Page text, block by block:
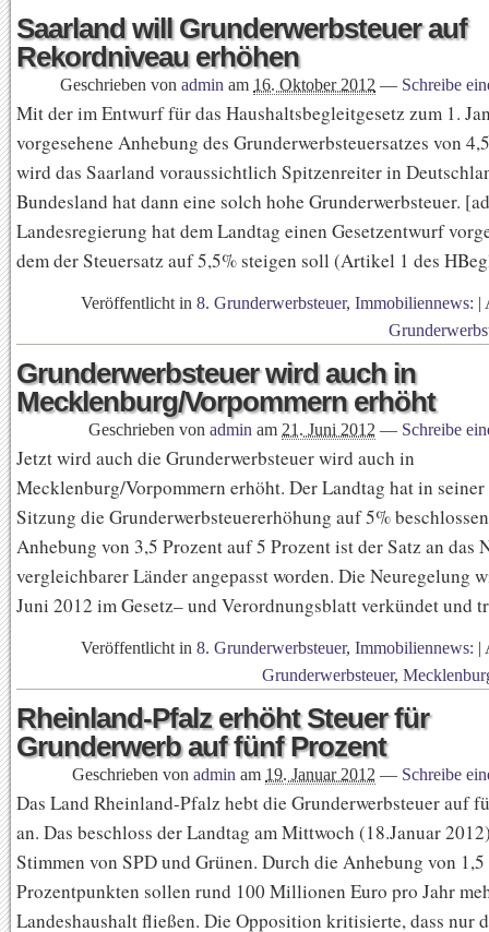
Saarland will Grunderwerbsteuer auf
Rekordniveau erhöhen
Geschrieben von admin am 16. Oktober 2012 — Schreibe
Mit der im Entwurf für das Haushaltsbegleitgesetz zum 1.
vorgesehene Anhebung des Grunderwerbsteuersatzes von
wird das Saarland voraussichtlich Spitzenreiter in
Bundesland hat dann eine solch hohe Grunderwerbsteuer.
Landesregierung hat dem Landtag einen Gesetzentwurf
dem der Steuersatz auf 5,5% steigen soll (Artikel 1 des
Veröffentlicht in 8. Grunderwerbsteuer, Immobiliennews: |
Grunderwerbsteuer wird auch in
Mecklenburg/Vorpommern erhöht
Geschrieben von admin am 21. Juni 2012 — Schreibe
Jetzt wird auch die Grunderwerbsteuer wird auch in
Mecklenburg/Vorpommern erhöht. Der Landtag hat in
Sitzung die Grunderwerbsteuererhöhung auf 5%
Anhebung von 3,5 Prozent auf 5 Prozent ist der Satz an das
vergleichbarer Länder angepasst worden. Die Neuregelung
Juni 2012 im Gesetz– und Verordnungsblatt verkündet
Veröffentlicht in 8. Grunderwerbsteuer, Immobiliennews: |
Grunderwerbsteuer,
Rheinland-Pfalz erhöht Steuer für
Grunderwerb auf fünf Prozent
Geschrieben von admin am 19. Januar 2012 — Schreibe
Das Land Rheinland-Pfalz hebt die Grunderwerbsteuer auf
an. Das beschloss der Landtag am Mittwoch (18.Januar
Stimmen von SPD und Grünen. Durch die Anhebung von 1,5
Prozentpunkten sollen rund 100 Millionen Euro pro Jahr
Landeshaushalt fließen. Die Opposition kritisierte, dass nur